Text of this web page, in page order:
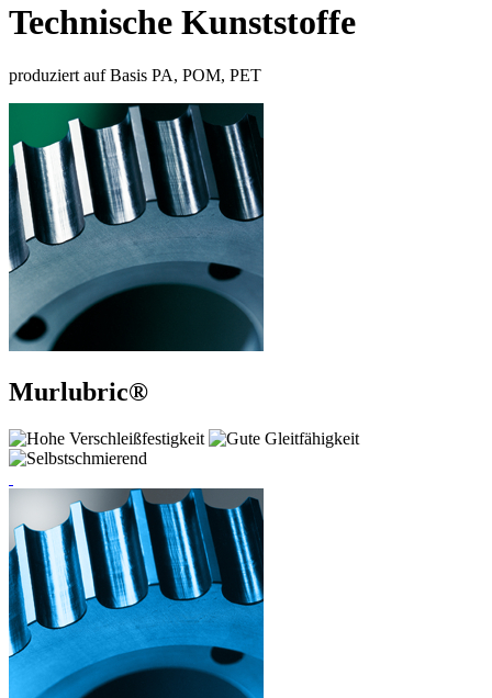
Technische Kunststoffe
produziert auf Basis PA, POM, PET
Murlubric®